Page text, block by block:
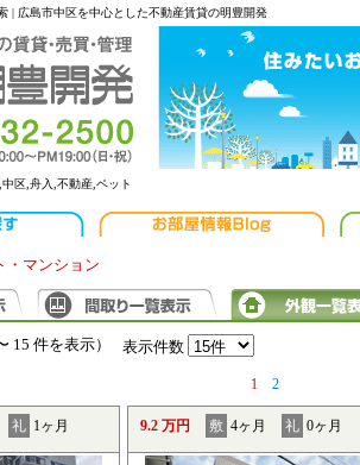
| 広島市中区を中心とした不動産賃貸の明豊開発
区,舟入,不動産,ペット
・マンション
15 件を表示） 表示件数
1 2
礼 1ヶ月 9.2 万円 敷 4ヶ月 礼 0ヶ月